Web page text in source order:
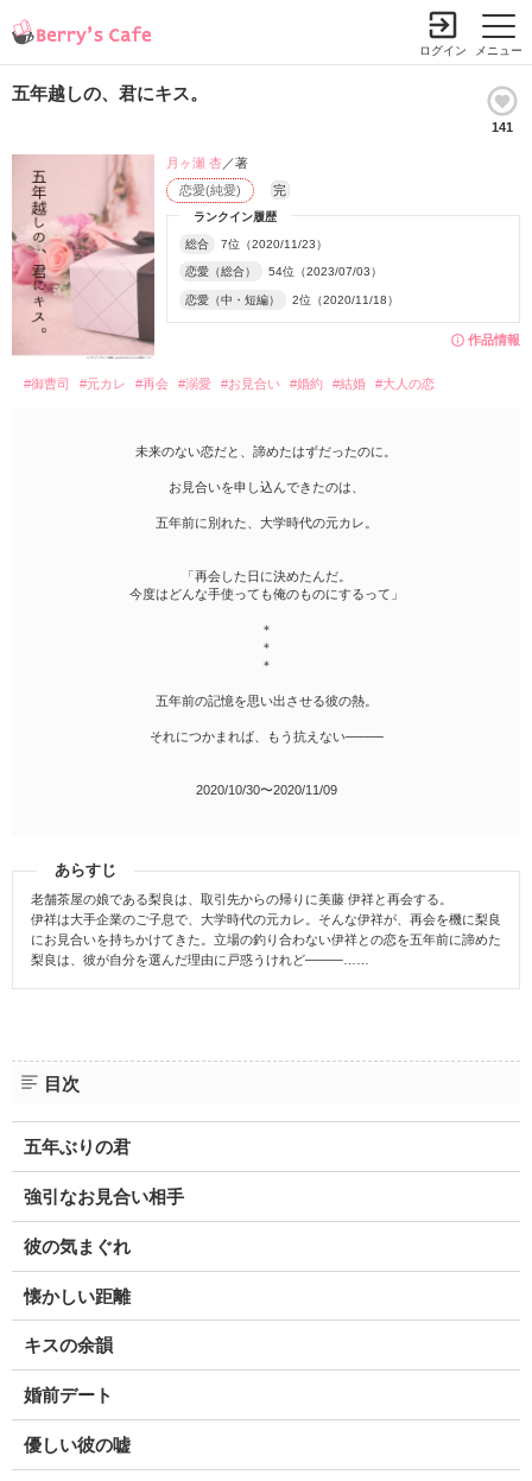
メニュー
ログイン
五年越しの、君にキス。
141
作品情報
ランクイン履歴
総合 7位（2020/11/23）
恋愛（総合） 54位（2023/07/03）
恋愛（中・短編） 2位（2020/11/18）
恋愛(純愛) 完
月ヶ瀬 杏／著
#御曹司 #元カレ #再会 #溺愛 #お見合い #婚約 #結婚 #大人の恋
未来のない恋だと、諦めたはずだったのに。
お見合いを申し込んできたのは、
五年前に別れた、大学時代の元カレ。
「再会した日に決めたんだ。
今度はどんな手使っても俺のものにするって」
＊
＊
＊
五年前の記憶を思い出させる彼の熱。
それにつかまれば、もう抗えない────
2020/10/30〜2020/11/09
あらすじ
老舗茶屋の娘である梨良は、取引先からの帰りに美藤 伊祥と再会する。
伊祥は大手企業のご子息で、大学時代の元カレ。そんな伊祥が、再会を機に梨良
にお見合いを持ちかけてきた。立場の釣り合わない伊祥との恋を五年前に諦めた
梨良は、彼が自分を選んだ理由に戸惑うけれど────……
目次
五年ぶりの君
強引なお見合い相手
彼の気まぐれ
懐かしい距離
キスの余韻
婚前デート
優しい彼の嘘